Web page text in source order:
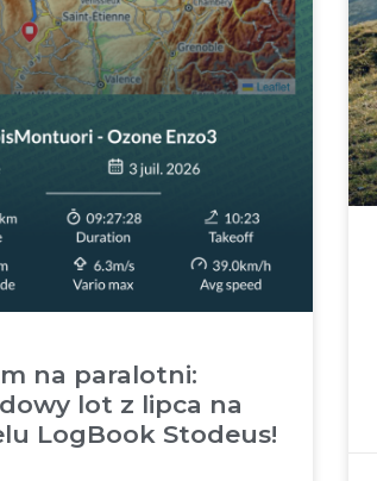
na paralotni:
lot z lipca na
LogBook Stodeus!